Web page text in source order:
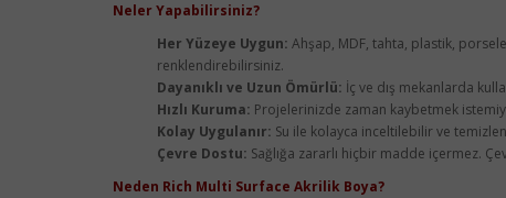
Neler Yapabilirsiniz?
Her Yüzeye Uygun: Ahşap, MDF, tahta, plastik,
renklendirebilirsiniz.
Dayanıklı ve Uzun Ömürlü: İç ve dış mekanlarda
Hızlı Kuruma: Projelerinizde zaman kaybetmek
Kolay Uygulanır: Su ile kolayca inceltilebilir ve
Çevre Dostu: Sağlığa zararlı hiçbir madde içermez.
Neden Rich Multi Surface Akrilik Boya?